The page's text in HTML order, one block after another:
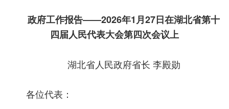
政府工作报告——2026年1月27日在湖北省第十
四届人民代表大会第四次会议上
湖北省人民政府省长 李殿勋
各位代表：